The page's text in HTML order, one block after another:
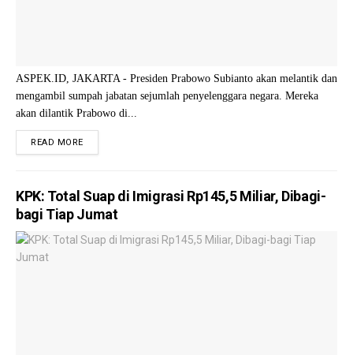
ASPEK.ID, JAKARTA - Presiden Prabowo Subianto akan melantik dan
mengambil sumpah jabatan sejumlah penyelenggara negara. Mereka
akan dilantik Prabowo di...
READ MORE
KPK: Total Suap di Imigrasi Rp145,5 Miliar, Dibagi-
bagi Tiap Jumat